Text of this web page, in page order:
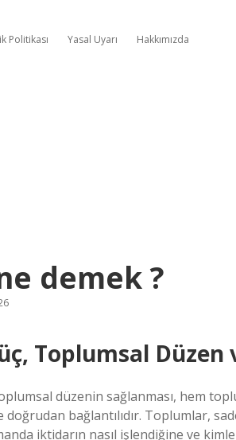
Politikası Yasal Uyarı Hakkımızda
demek ?
Toplumsal
düzenin sağlanması, hem
doğrudan bağlantılıdır. Toplumlar,
iktidarın nasıl işlendiğine ve